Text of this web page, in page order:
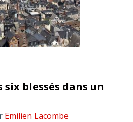
six blessés dans un
Emilien Lacombe